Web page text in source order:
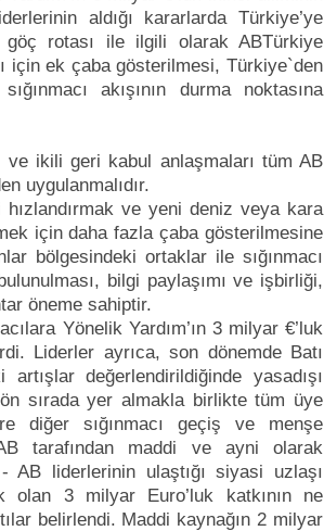
aldığı kararlarda Türkiye’ye
rotası ile ilgili olarak ABTürkiye
için ek çaba gösterilmesi, Türkiye`den
akışının durma noktasına
ve ikili geri kabul anlaşmaları tüm AB
uygulanmalıdır.
hızlandırmak ve yeni deniz veya kara
için daha fazla çaba gösterilmesine
bölgesindeki ortaklar ile sığınmacı
bilgi paylaşımı ve işbirliği,
öneme sahiptir.
Yönelik Yardım’ın 3 milyar €’luk
Liderler ayrıca, son dönemde Batı
artışlar değerlendirildiğinde yasadışı
sırada yer almakla birlikte tüm üye
diğer sığınmacı geçiş ve menşe
tarafından maddi ve ayni olarak
liderlerinin ulaştığı siyasi uzlaşı
olan 3 milyar Euro’luk katkının ne
belirlendi. Maddi kaynağın 2 milyar